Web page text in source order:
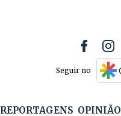
Seguir no
REPORTAGENS OPINIÃO